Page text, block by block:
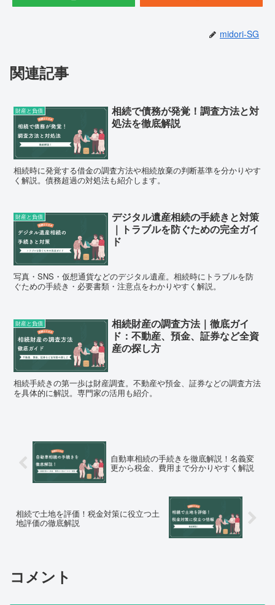
midori-SG
関連記事
財産と負債
相続で債務が発覚！調査方法と対
処法を徹底解説
相続時に発覚する借金の調査方法や相続放棄の判断基準を分かりやす
く解説。債務超過の対処法も紹介します。
財産と負債
デジタル遺産相続の手続きと対策
｜トラブルを防ぐための完全ガイ
ド
写真・SNS・仮想通貨などのデジタル遺産。相続時にトラブルを防
ぐための手続き・必要書類・注意点をわかりやすく解説。
財産と負債
相続財産の調査方法｜徹底ガイ
ド：不動産、預金、証券など全資
産の探し方
相続手続きの第一歩は財産調査。不動産や預金、証券などの調査方法
を具体的に解説。専門家の活用も紹介。
自動車相続の手続きを徹底解説！名義変
更から税金、費用まで分かりやすく解説
相続で土地を評価！税金対策に役立つ土
地評価の徹底解説
コメント